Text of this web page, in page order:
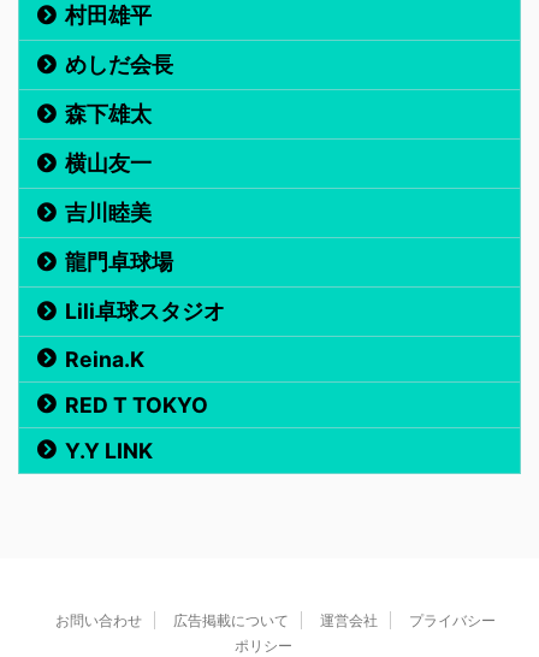
村田雄平
めしだ会長
森下雄太
横山友一
吉川睦美
龍門卓球場
Lili卓球スタジオ
Reina.K
RED T TOKYO
Y.Y LINK
お問い合わせ 広告掲載について 運営会社
プライバシー
ポリシー